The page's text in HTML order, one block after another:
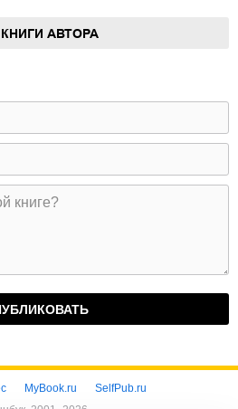
АВТОРА
MyBook.ru
SelfPub.ru